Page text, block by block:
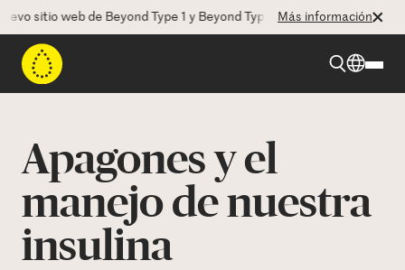
sitio web de Beyond Type 1 y Beyond Type 2! La CEO Deborah
Más información
Beyond Type 2
Recursos
Apagones y el
manejo de nuestra
insulina